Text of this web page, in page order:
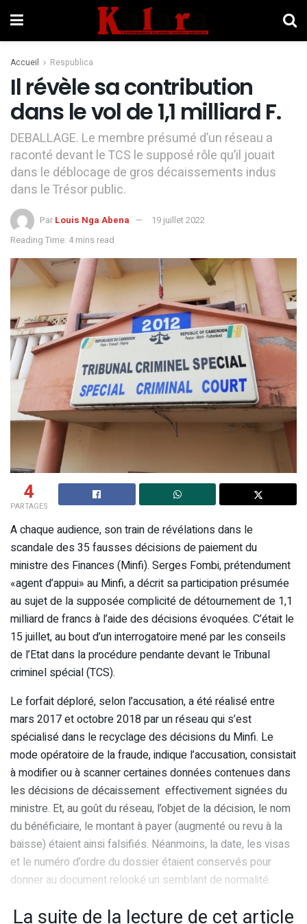
Accueil Respublica
Il révèle sa contribution
dans le vol de 1,1 milliard F.
DEBALLAGE. Le membre présumé d’un réseau a
raconté devant le TCS le supposé rôle qu’il jouait
dans le déblocage de gros décaissements indus
dans le Trésor public.
Par Louis Nga Abena
19 juillet 2022
Reading Time: 4 mins read
4
PARTAGES
A chaque audience, son train de révélations dans le
scandale des 35 fausses décisions de paiement du
ministre des Finances (Minfi). Serges Fombi, prétendument
«agent d’appui» au Minfi, a décrit sa participation présumée
au sujet de la supposée complicité de détournement de 1,1
milliard de francs à l’aide des décisions évoquées. C’était le
15 juillet, au bout d’un interrogatoire mené par les conseils
de l’Etat dans la procédure pendante devant le Tribunal
criminel spécial (TCS).
Le forfait déploré, selon l’accusation, a été réalisé entre
mars 2017 et octobre 2018 par un réseau qui s’est
spécialisé dans le recyclage des décisions du Minfi. Le
mode opératoire de la fraude, indique l’accusation, consistait
à modifier ou à scanner certaines données contenues dans
les décisions de décaissement effectivement signées du
ministre. Et, au goût du réseau, l’objet de la décision, le nom
du bénéficiaire, le montant à payer (augmenté ou revu à la
baisse) étaient ainsi falsifiés. Néanmoins, la date, les visas
et le numéro d’ordre du dossier étaient conservés pour
donner au document relooké un semblant de normalité.
La suite de la lecture de cet article